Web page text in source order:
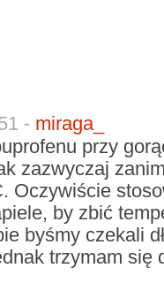
- miraga_
przy
zazwyczaj
Oczywiście
by zbić
byśmy czekali
trzymam się